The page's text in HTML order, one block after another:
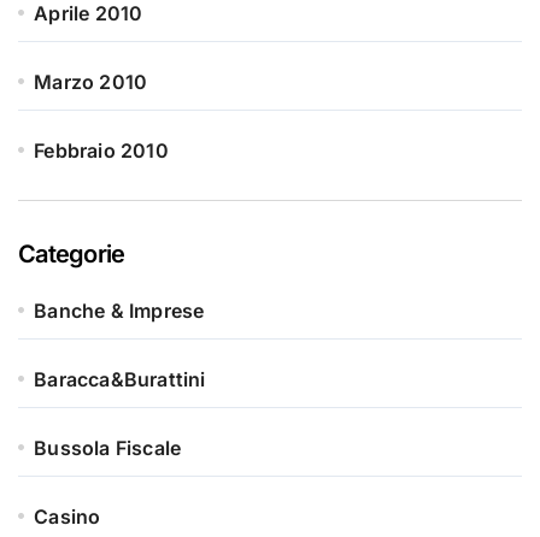
Aprile 2010
Marzo 2010
Febbraio 2010
Categorie
Banche & Imprese
Baracca&Burattini
Bussola Fiscale
Casino